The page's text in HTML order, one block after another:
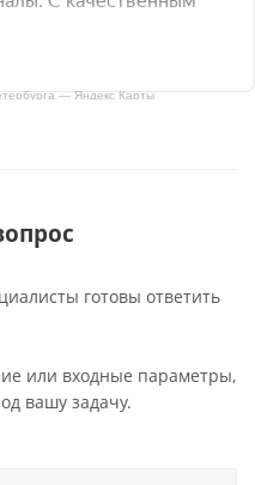
— Яндекс Карты
готовы ответить
или входные параметры,
вашу задачу.